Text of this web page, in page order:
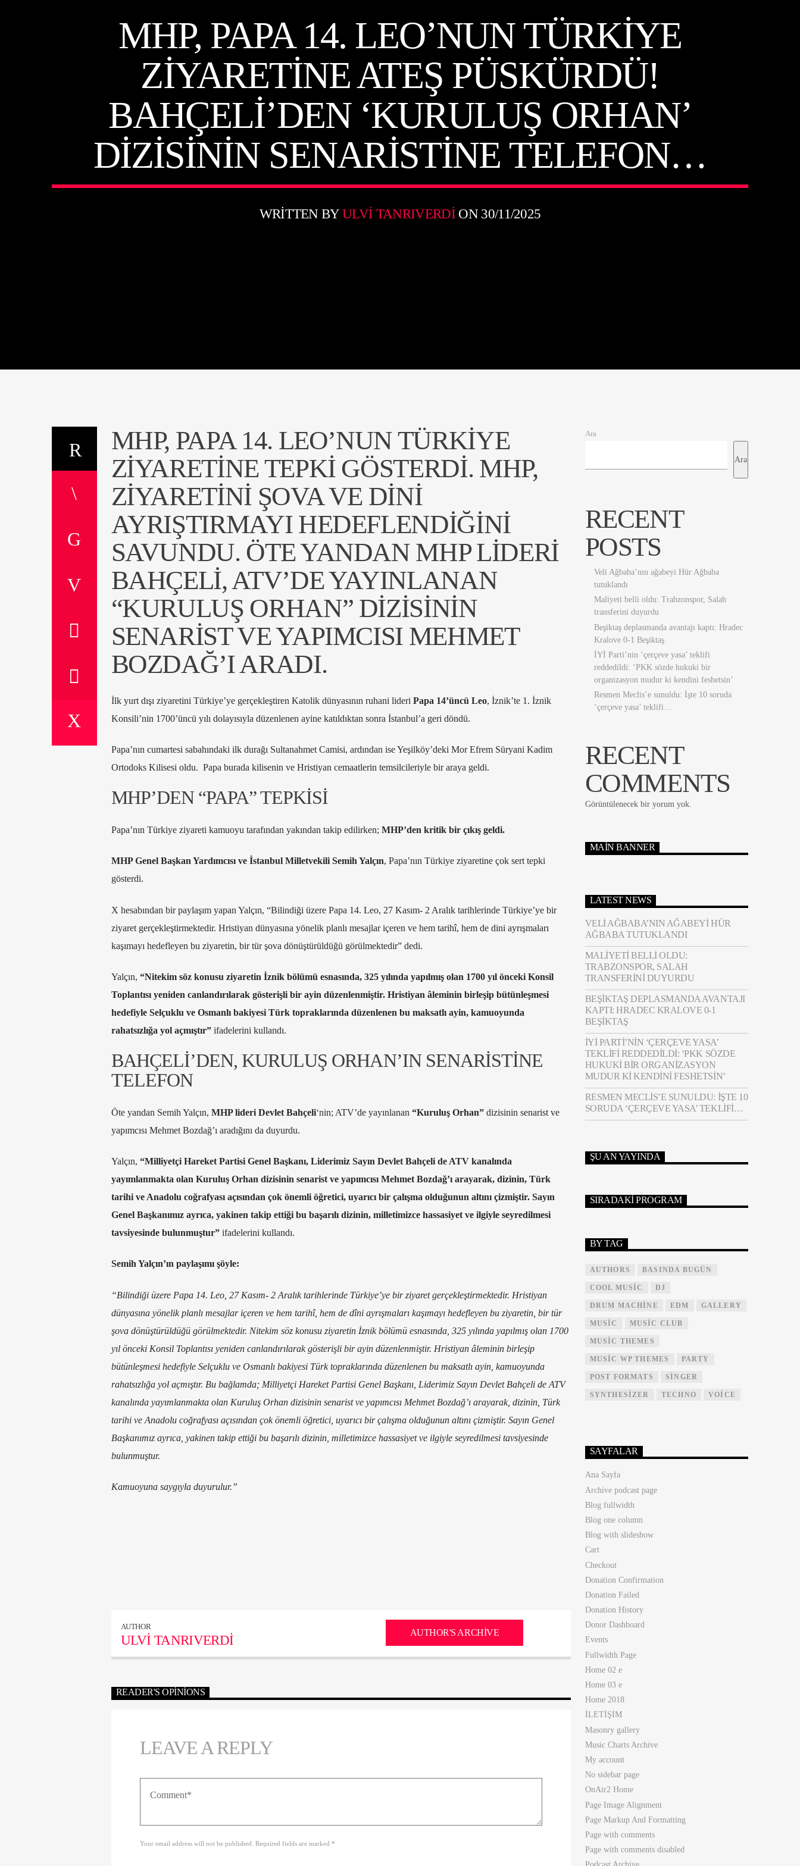
MHP, PAPA 14. LEO’NUN TÜRKIYE
ZIYARETINE ATEŞ PÜSKÜRDÜ!
BAHÇELI’DEN ‘KURULUŞ ORHAN’
DIZISININ SENARISTINE TELEFON…
WRITTEN BYULVI TANRIVERDION 30/11/2025
MHP, PAPA 14. LEO’NUN TÜRKIYE
ZIYARETINE TEPKI GÖSTERDI. MHP,
ZIYARETINI ŞOVA VE DINI
AYRIŞTIRMAYI HEDEFLENDIĞINI
SAVUNDU. ÖTE YANDAN MHP LIDERI
BAHÇELI, ATV’DE YAYINLANAN
“KURULUŞ ORHAN” DIZISININ
SENARIST VE YAPIMCISI MEHMET
BOZDAĞ’I ARADI.
İlk yurt dışı ziyaretini Türkiye’ye gerçekleştiren Katolik dünyasının ruhani lideri Papa 14’üncü Leo, İznik’te 1. İznik
Konsili’nin 1700’üncü yılı dolayısıyla düzenlenen ayine katıldıktan sonra İstanbul’a geri döndü.
Papa’nın cumartesi sabahındaki ilk durağı Sultanahmet Camisi, ardından ise Yeşilköy’deki Mor Efrem Süryani Kadim
Ortodoks Kilisesi oldu. Papa burada kilisenin ve Hristiyan cemaatlerin temsilcileriyle bir araya geldi.
MHP’DEN “PAPA” TEPKİSİ
Papa’nın Türkiye ziyareti kamuoyu tarafından yakından takip edilirken; MHP’den kritik bir çıkış geldi.
MHP Genel Başkan Yardımcısı ve İstanbul Milletvekili Semih Yalçın, Papa’nın Türkiye ziyaretine çok sert tepki
gösterdi.
X hesabından bir paylaşım yapan Yalçın, “Bilindiği üzere Papa 14. Leo, 27 Kasım- 2 Aralık tarihlerinde Türkiye’ye bir
ziyaret gerçekleştirmektedir. Hristiyan dünyasına yönelik planlı mesajlar içeren ve hem tarihî, hem de dini ayrışmaları
kaşımayı hedefleyen bu ziyaretin, bir tür şova dönüştürüldüğü görülmektedir” dedi.
Yalçın, “Nitekim söz konusu ziyaretin İznik bölümü esnasında, 325 yılında yapılmış olan 1700 yıl önceki Konsil
Toplantısı yeniden canlandırılarak gösterişli bir ayin düzenlenmiştir. Hristiyan âleminin birleşip bütünleşmesi
hedefiyle Selçuklu ve Osmanlı bakiyesi Türk topraklarında düzenlenen bu maksatlı ayin, kamuoyunda
rahatsızlığa yol açmıştır”ifadelerini kullandı.
BAHÇELİ’DEN, KURULUŞ ORHAN’IN SENARİSTİNE
TELEFON
Öte yandan Semih Yalçın, MHP lideri Devlet Bahçeli‘nin; ATV’de yayınlanan “Kuruluş Orhan”dizisinin senarist ve
yapımcısı Mehmet Bozdağ’ı aradığını da duyurdu.
Yalçın, “Milliyetçi Hareket Partisi Genel Başkanı, Liderimiz Sayın Devlet Bahçeli de ATV kanalında
yayımlanmakta olan Kuruluş Orhan dizisinin senarist ve yapımcısı Mehmet Bozdağ’ı arayarak, dizinin, Türk
tarihi ve Anadolu coğrafyası açısından çok önemli öğretici, uyarıcı bir çalışma olduğunun altını çizmiştir. Sayın
Genel Başkanımız ayrıca, yakinen takip ettiği bu başarılı dizinin, milletimizce hassasiyet ve ilgiyle seyredilmesi
tavsiyesinde bulunmuştur”ifadelerini kullandı.
Semih Yalçın’ın paylaşımı şöyle:
“Bilindiği üzere Papa 14. Leo, 27 Kasım- 2 Aralık tarihlerinde Türkiye’ye bir ziyaret gerçekleştirmektedir. Hristiyan
dünyasına yönelik planlı mesajlar içeren ve hem tarihî, hem de dîni ayrışmaları kaşımayı hedefleyen bu ziyaretin, bir tür
şova dönüştürüldüğü görülmektedir. Nitekim söz konusu ziyaretin İznik bölümü esnasında, 325 yılında yapılmış olan 1700
yıl önceki Konsil Toplantısı yeniden canlandırılarak gösterişli bir ayin düzenlenmiştir. Hristiyan âleminin birleşip
bütünleşmesi hedefiyle Selçuklu ve Osmanlı bakiyesi Türk topraklarında düzenlenen bu maksatlı ayin, kamuoyunda
rahatsızlığa yol açmıştır. Bu bağlamda; Milliyetçi Hareket Partisi Genel Başkanı, Liderimiz Sayın Devlet Bahçeli de ATV
kanalında yayımlanmakta olan Kuruluş Orhan dizisinin senarist ve yapımcısı Mehmet Bozdağ’ı arayarak, dizinin, Türk
tarihi ve Anadolu coğrafyası açısından çok önemli öğretici, uyarıcı bir çalışma olduğunun altını çizmiştir. Sayın Genel
Başkanımız ayrıca, yakinen takip ettiği bu başarılı dizinin, milletimizce hassasiyet ve ilgiyle seyredilmesi tavsiyesinde
bulunmuştur.
Kamuoyuna saygıyla duyurulur.”
AUTHOR
ULVI TANRIVERDI
AUTHOR'S ARCHIVE
READER'S OPINIONS
LEAVE A REPLY
Your email address will not be published. Required fields are marked *
Ara
Ara
RECENT
POSTS
Veli Ağbaba’nın ağabeyi Hür Ağbaba
tutuklandı
Maliyeti belli oldu: Trabzonspor, Salah
transferini duyurdu
Beşiktaş deplasmanda avantajı kaptı: Hradec
Kralove 0-1 Beşiktaş
İYİ Parti’nin ‘çerçeve yasa’ teklifi
reddedildi: ‘PKK sözde hukuki bir
organizasyon mudur ki kendini feshetsin’
Resmen Meclis’e sunuldu: İşte 10 soruda
‘çerçeve yasa’ teklifi…
RECENT
COMMENTS
Görüntülenecek bir yorum yok.
MAIN BANNER
LATEST NEWS
VELI AĞBABA’NIN AĞABEYI HÜR
AĞBABA TUTUKLANDI
MALIYETI BELLI OLDU:
TRABZONSPOR, SALAH
TRANSFERINI DUYURDU
BEŞIKTAŞ DEPLASMANDA AVANTAJI
KAPTI: HRADEC KRALOVE 0-1
BEŞIKTAŞ
İYİ PARTI’NIN ‘ÇERÇEVE YASA’
TEKLIFI REDDEDILDI: ‘PKK SÖZDE
HUKUKI BIR ORGANIZASYON
MUDUR KI KENDINI FESHETSIN’
RESMEN MECLIS’E SUNULDU: İŞTE 10
SORUDA ‘ÇERÇEVE YASA’ TEKLIFI…
ŞU AN YAYINDA
SIRADAKI PROGRAM
BY TAG
AUTHORS BASINDA BUGÜN
COOL MUSIC DJ
DRUM MACHINE EDM GALLERY
MUSIC MUSIC CLUB
MUSIC THEMES
MUSIC WP THEMES PARTY
POST FORMATS SINGER
SYNTHESIZER TECHNO VOICE
SAYFALAR
Ana Sayfa
Archive podcast page
Blog fullwidth
Blog one column
Blog with slideshow
Cart
Checkout
Donation Confirmation
Donation Failed
Donation History
Donor Dashboard
Events
Fullwidth Page
Home 02 e
Home 03 e
Home 2018
İLETİŞİM
Masonry gallery
Music Charts Archive
My account
No sidebar page
OnAir2 Home
Page Image Alignment
Page Markup And Formatting
Page with comments
Page with comments disabled